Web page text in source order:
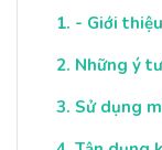
- Giới
Những ý
Sử dụng